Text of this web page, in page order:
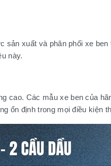
xuất và phân phối xe
này.
Các mẫu xe ben của
ổn định trong mọi điều kiện